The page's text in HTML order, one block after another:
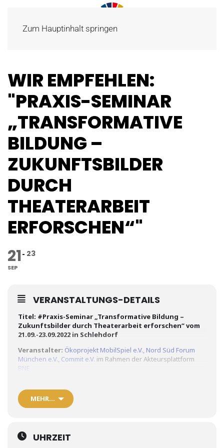
Zum Hauptinhalt springen
WIR EMPFEHLEN:
"PRAXIS-SEMINAR
„TRANSFORMATIVE
BILDUNG –
ZUKUNFTSBILDER
DURCH
THEATERARBEIT
ERFORSCHEN“"
21
SEP
23
VERANSTALTUNGS-DETAILS
Titel: #Praxis-Seminar „Transformative Bildung –
Zukunftsbilder durch Theaterarbeit erforschen“ vom
21.09.-23.09.2022 in Schlehdorf
Veranstalter: Ökoprojekt MobilSpiel e.V., Nord Süd Forum
München e.V., Commit e.V. im Rahmen der Akteursplattform
BNE
Inhalt:
Bildung für nachhaltige Entwicklung, Umweltbildung und
Globales Lernen beziehen sich direkt und indirekt auf eine
MEHR…
UHRZEIT